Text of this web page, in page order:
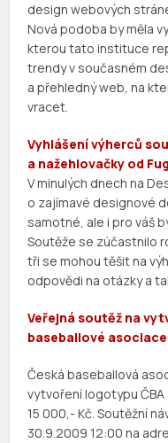
design webových
Nová podoba by měla
kterou tato instituce
trendy v současném
a přehledný web, na
vracet.
Vyhlášení výherců
a nažehlovačky od
V minulých dnech na
o zajímavé designové
samotné, ale i pro váš
Soutěže se zúčastnilo
tři se mohou těšit na
odpovědi na otázky a
Veřejná soutěž na
baseballové asociace
Česká baseballová
vytvoření logotypu ČBA
15 000,- Kč. Soutěžní
30.9.2009 12:00 na